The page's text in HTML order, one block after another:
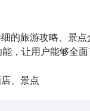
的旅游攻略、景
，让用户能够全面
、景点